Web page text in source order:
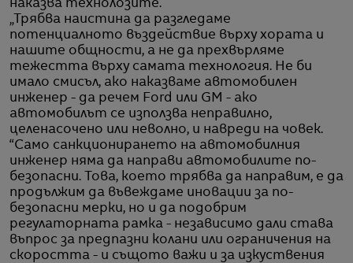
наказва технолозите.
„Трябва наистина да разгледаме
потенциалното въздействие върху хората и
нашите общности, а не да прехвърляме
тежестта върху самата технология. Не би
имало смисъл, ако наказваме автомобилен
инженер - да речем Ford или GM - ако
автомобилът се използва неправилно,
целенасочено или неволно, и навреди на човек.
“Само санкционирането на автомобилния
инженер няма да направи автомобилите по-
безопасни. Това, което трябва да направим, е да
продължим да въвеждаме иновации за по-
безопасни мерки, но и да подобрим
регулаторната рамка - независимо дали става
въпрос за предпазни колани или ограничения на
скоростта - и същото важи и за изкуствения